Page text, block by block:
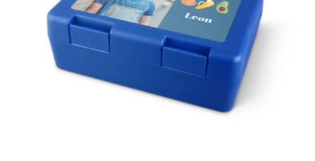
Darmowy bilecik z życzeniami
Stwórz coś wyjątkowego w zaledwie kilku krokach – z jej
imieniem, swoim zdjęciem lub wiadomością, która naprawdę
poruszy serce. Bez problemu, po prostu ogrom miłości na